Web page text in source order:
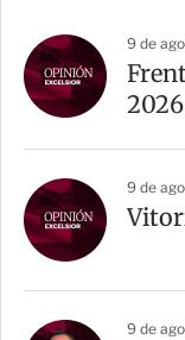
9 de
2026
9 de
9 de